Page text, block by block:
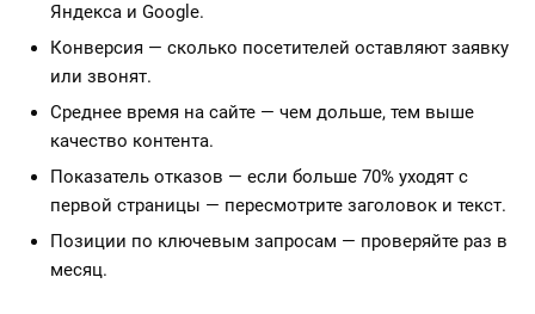
Яндекса и Google.
Конверсия — сколько посетителей оставляют заявку
или звонят.
Среднее время на сайте — чем дольше, тем выше
качество контента.
Показатель отказов — если больше 70% уходят с
первой страницы — пересмотрите заголовок и текст.
Позиции по ключевым запросам — проверяйте раз в
месяц.